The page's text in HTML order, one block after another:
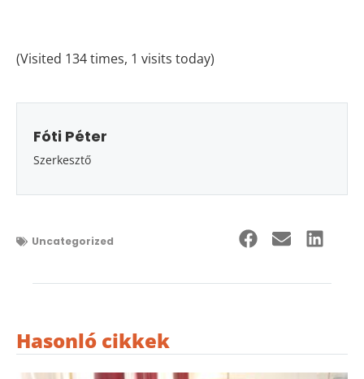
(Visited 134 times, 1 visits today)
Fóti Péter
Szerkesztő
Uncategorized
Hasonló cikkek